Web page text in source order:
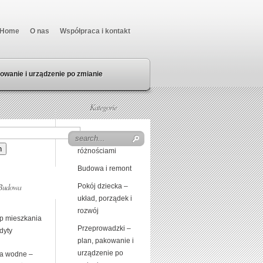
Home O nas Współpraca i kontakt
i urządzenie po zmianie
mieszkania
wodne –
Kategorie
Beczka z
różnościami
Budowa i remont
Pokój dziecka –
układ, porządek i
rozwój
Przeprowadzki –
plan, pakowanie i
urządzenie po